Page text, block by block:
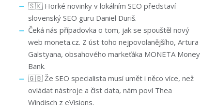
🇸🇰 Horké novinky v lokálním SEO představí
slovenský SEO guru Daniel Duriš.
Čeká nás případovka o tom, jak se spouštěl nový
web moneta.cz. Z úst toho nejpovolanějšího, Artura
Galstyana, obsahového markeťáka MONETA Money
Bank.
🇬🇧 Že SEO specialista musí umět i něco více, než
ovládat nástroje a číst data, nám poví Thea
Windisch z eVisions.